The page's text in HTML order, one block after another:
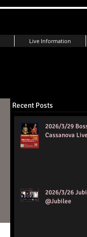
Live Information
Recent Posts
2026/3/29
Cassanova
2026/3/26
@Jubilee